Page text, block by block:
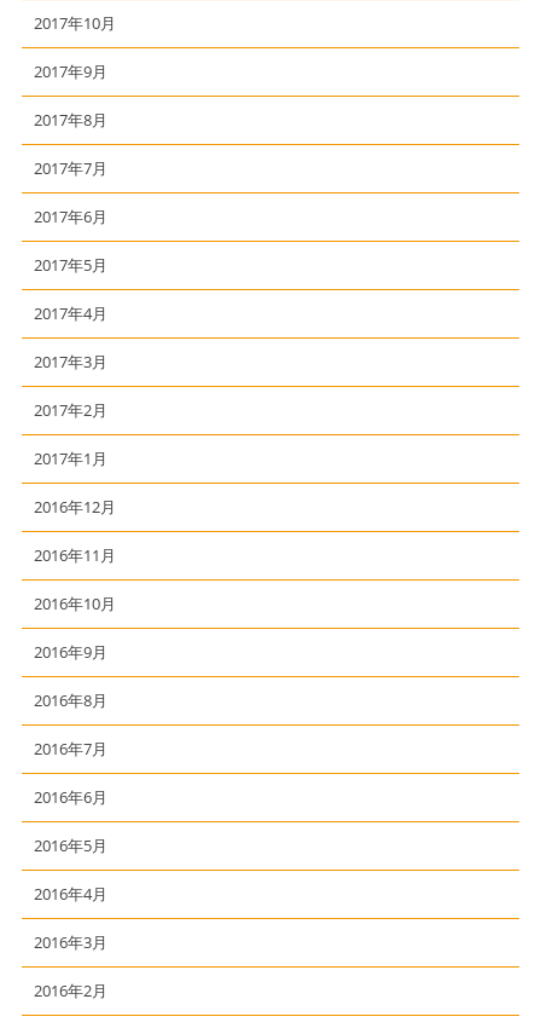
2017年10月
2017年9月
2017年8月
2017年7月
2017年6月
2017年5月
2017年4月
2017年3月
2017年2月
2017年1月
2016年12月
2016年11月
2016年10月
2016年9月
2016年8月
2016年7月
2016年6月
2016年5月
2016年4月
2016年3月
2016年2月